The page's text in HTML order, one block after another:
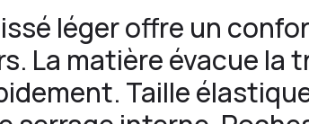
léger offre un
La matière évacue la
Taille